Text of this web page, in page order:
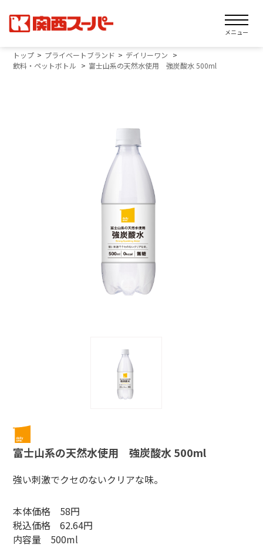
メニュー
トップ プライベートブランド
デイリーワン
飲料・ペットボトル
富士山系の天然水使用 強炭酸水 500ml
富士山系の天然水使用 強炭酸水 500ml
強い刺激でクセのないクリアな味。
本体価格 58円
税込価格 62.64円
内容量 500ml